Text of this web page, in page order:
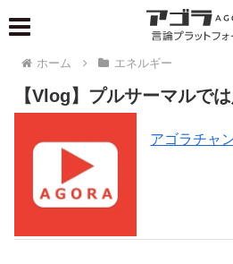
ホーム エネルギー
【Vlog】プルサーマルで
アゴラチャ